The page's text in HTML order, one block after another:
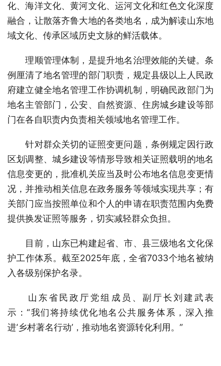
化、海洋文化、黄河文化、运河文化和红色文化深度
融合，让散落齐鲁大地的各类地名，成为解读山东地
域文化、传承区域历史文脉的鲜活载体。
理顺管理体制，是提升地名治理效能的关键。条
例厘清了地名管理的部门职责，规定县级以上人民政
府建立健全地名管理工作协调机制，明确民政部门为
地名主管部门，公安、自然资源、住房城乡建设等部
门在各自职责内负责相关领域地名管理工作。
针对群众关切的证照变更问题，条例规定因行政
区划调整、城乡建设等情形导致相关证照载明的地名
信息变更的，批准机关应当及时公布地名信息变更情
况，并推动相关信息在政务服务等领域实现共享；有
关部门应当按照单位和个人的申请在职责范围内免费
提供换发证照等服务，切实减轻群众负担。
目前，山东已构建起省、市、县三级地名文化保
护工作体系。截至2025年底，全省7033个地名被纳
入各级别保护名录。
山东省民政厅党组成员、副厅长刘建武表
示：“我们将持续优化地名公共服务体系，深入推
进‘乡村著名行动’，推动地名资源转化利用。”